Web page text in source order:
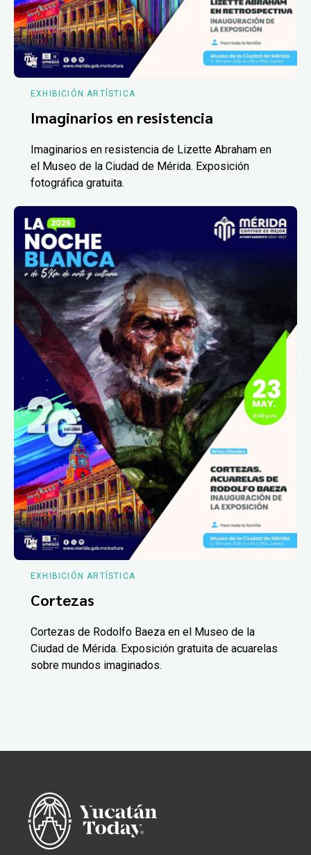
EXHIBICIÓN ARTÍSTICA
Imaginarios en resistencia
Imaginarios en resistencia de Lizette Abraham en
el Museo de la Ciudad de Mérida. Exposición
fotográfica gratuita.
EXHIBICIÓN ARTÍSTICA
Cortezas
Cortezas de Rodolfo Baeza en el Museo de la
Ciudad de Mérida. Exposición gratuita de acuarelas
sobre mundos imaginados.